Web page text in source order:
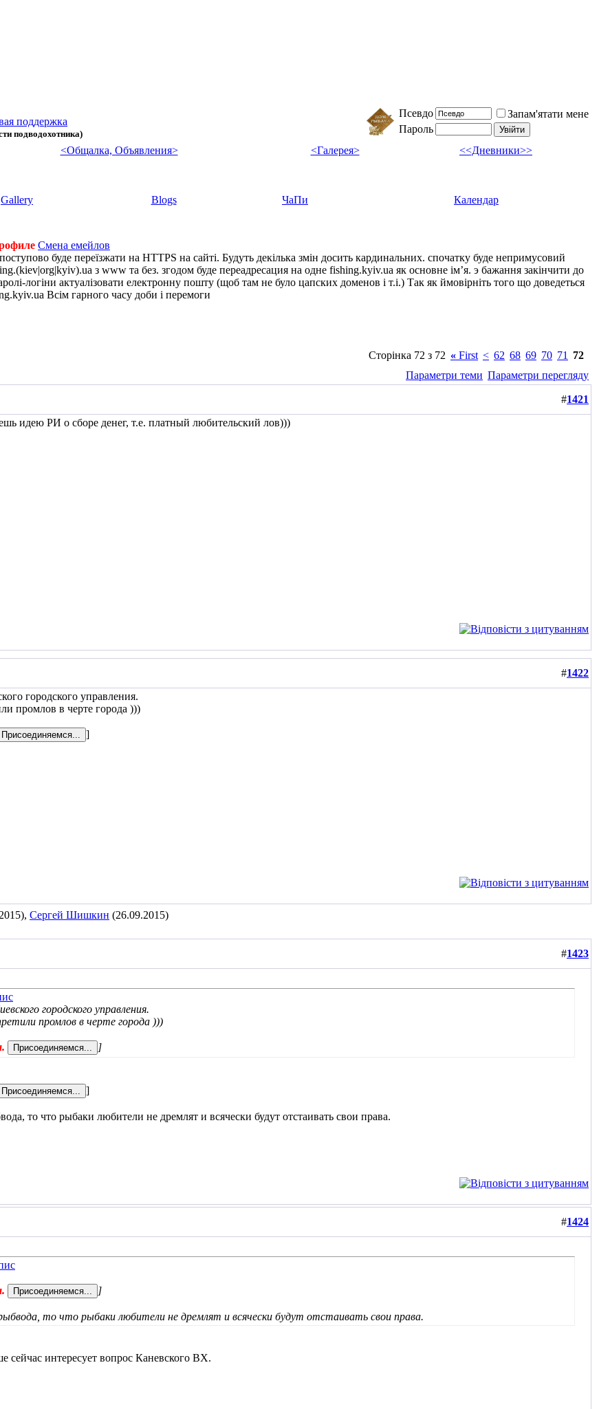
поддержка
подводохотника)
Псевдо
Запам'ятати мене
Пароль
<Общалка, Объявления> <Галерея> <<Дневники>>
Gallery Blogs ЧаПи Календар
Смена емейлов
буде переїзжати на HTTPS на сайті. Будуть декілька змін досить кардинальних. спочатку буде непримусовий
з www та без. згодом буде переадресация на одне fishing.kyiv.ua як основне імʼя. э бажання закінчити до
логіни актуалізовати електронну пошту (щоб там не було цапских доменов і т.і.) Так як ймовірніть того що доведеться
Всім гарного часу доби і перемоги
Сторінка 72 з 72 « First < 62 68 69 70 71
72
Параметри теми Параметри перегляду
#1421
идею РИ о сборе денег, т.е. платный любительский лов)))
#1422
городского управления.
промлов в черте города )))
]
Сергей Шишкин (26.09.2015)
#1423
городского управления.
промлов в черте города )))
]
]
то что рыбаки любители не дремлят и всячески будут отстаивать свои права.
#1424
]
то что рыбаки любители не дремлят и всячески будут отстаивать свои права.
сейчас интересует вопрос Каневского ВХ.